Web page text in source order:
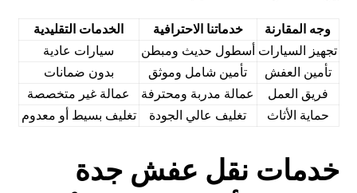
وجه المقارنة خدماتنا الاحترافية
الخدمات التقليدية
تجهيز السيارات أسطول حديث ومبطن
سيارات عادية
تأمين العفش
تأمين شامل وموثق
بدون ضمانات
فريق العمل
عمالة مدربة ومحترفة
عمالة غير متخصصة
حماية الأثاث
تغليف عالي الجودة تغليف بسيط أو معدوم
خدمات نقل عفش جدة